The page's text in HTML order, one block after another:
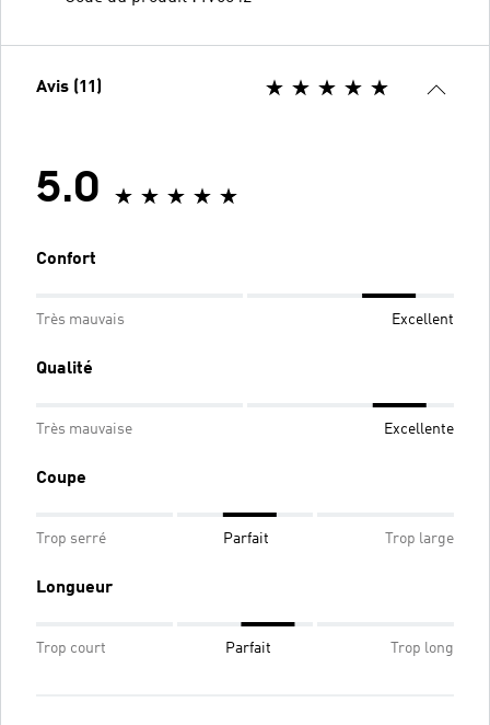
Avis (11)
5.0
Confort
Très mauvais Excellent
Qualité
Très mauvaise Excellente
Coupe
Trop serré Parfait Trop large
Longueur
Trop court Parfait Trop long